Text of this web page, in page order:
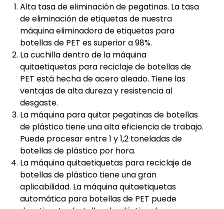
Alta tasa de eliminación de pegatinas. La tasa
de eliminación de etiquetas de nuestra
máquina eliminadora de etiquetas para
botellas de PET es superior a 98%.
La cuchilla dentro de la máquina
quitaetiquetas para reciclaje de botellas de
PET está hecha de acero aleado. Tiene las
ventajas de alta dureza y resistencia al
desgaste.
La máquina para quitar pegatinas de botellas
de plástico tiene una alta eficiencia de trabajo.
Puede procesar entre 1 y 1,2 toneladas de
botellas de plástico por hora.
La máquina quitaetiquetas para reciclaje de
botellas de plástico tiene una gran
aplicabilidad. La máquina quitaetiquetas
automática para botellas de PET puede